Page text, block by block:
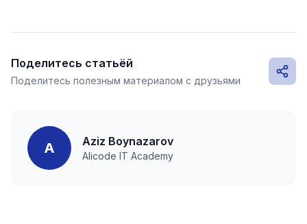
Поделитесь статьёй
Поделитесь полезным материалом с друзьями
A Aziz Boynazarov
Alicode IT Academy